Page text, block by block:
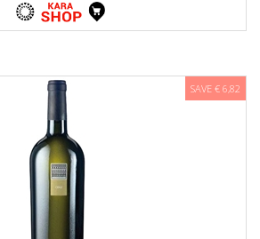
SAVE € 6,82